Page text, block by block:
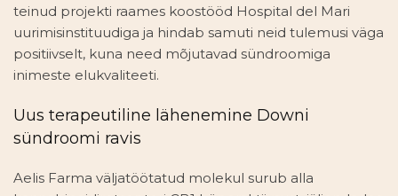
teinud projekti raames koostööd Hospital del Mari
uurimisinstituudiga ja hindab samuti neid tulemusi väga
positiivselt, kuna need mõjutavad sündroomiga
inimeste elukvaliteeti.
Uus terapeutiline lähenemine Downi
sündroomi ravis
Aelis Farma väljatöötatud molekul surub alla